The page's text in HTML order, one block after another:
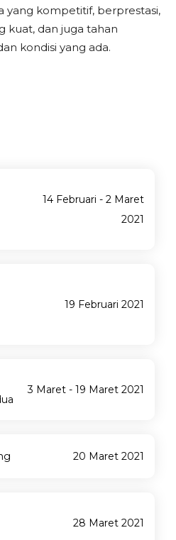
yang kompetitif, berprestasi,
kuat, dan juga tahan
kondisi yang ada.
14 Februari - 2 Maret
2021
19 Februari 2021
3 Maret - 19 Maret 2021
20 Maret 2021
28 Maret 2021